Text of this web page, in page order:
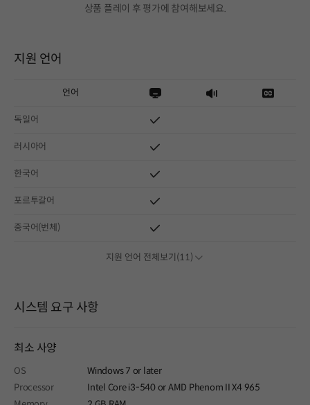
상품 플레이 후 평가에 참여해보세요.
지원 언어
언어
독일어
러시아어
한국어
포르투갈어
중국어(번체)
지원 언어 전체보기(11)
시스템 요구 사항
최소 사양
OS
Windows 7 or later
Processor
Intel Core i3-540 or AMD Phenom II X4 965